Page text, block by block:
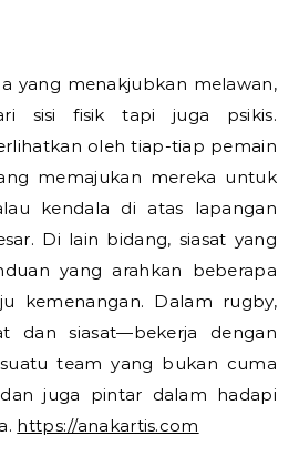
yang menakjubkan melawan,
sisi fisik tapi juga psikis.
oleh tiap-tiap pemain
memajukan mereka untuk
kendala di atas lapangan
Di lain bidang, siasat yang
yang arahkan beberapa
kemenangan. Dalam rugby,
dan siasat—bekerja dengan
team yang bukan cuma
juga pintar dalam hadapi
https://anakartis.com